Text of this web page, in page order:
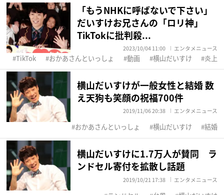
「もうNHKに呼ばないで下さい」
だいすけお兄さんの「ロリ神」
TikTokに批判殺...
2023/10/04 11:00 エンタメニュース
TikTok おかあさんといっしょ 動画 横山だいすけ 炎上
横山だいすけが一般女性と結婚 数
え天狗も笑顔の祝福700件
2019/11/06 20:38 エンタメニュース
おかあさんといっしょ 横山だいすけ 結婚
横山だいすけに1.7万人が賛同 ラ
ンドセル寄付を拡散し話題
2019/10/21 17:38 エンタメニュース